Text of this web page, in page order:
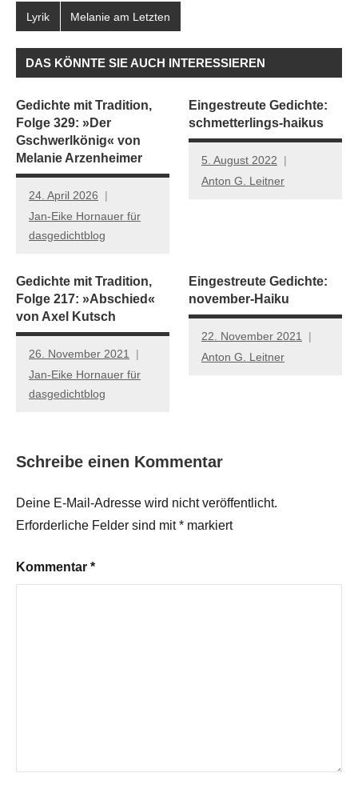
Lyrik Melanie am Letzten
DAS KÖNNTE SIE AUCH INTERESSIEREN
Gedichte mit Tradition,
Folge 329: »Der
Gschwerlkönig« von
Melanie Arzenheimer
24. April 2026
Jan-Eike Hornauer für
dasgedichtblog
Eingestreute Gedichte:
schmetterlings-haikus
5. August 2022
Anton G. Leitner
Gedichte mit Tradition,
Folge 217: »Abschied«
von Axel Kutsch
26. November 2021
Jan-Eike Hornauer für
dasgedichtblog
Eingestreute Gedichte:
november-Haiku
22. November 2021
Anton G. Leitner
Schreibe einen Kommentar
Deine E-Mail-Adresse wird nicht veröffentlicht.
Erforderliche Felder sind mit* markiert
Kommentar *